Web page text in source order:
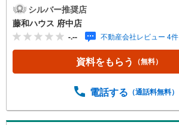
合わせください！
シルバー推奨店
藤和ハウス 府中店
-.-- 不動産会社レビュー 4件
資料をもらう （無料）
電話する （通話料無料）